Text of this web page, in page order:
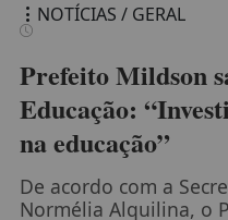
NOTÍCIAS / GERAL
Prefeito Mildson
Educação:
na educação”
De acordo com a
Normélia Alquilina, o